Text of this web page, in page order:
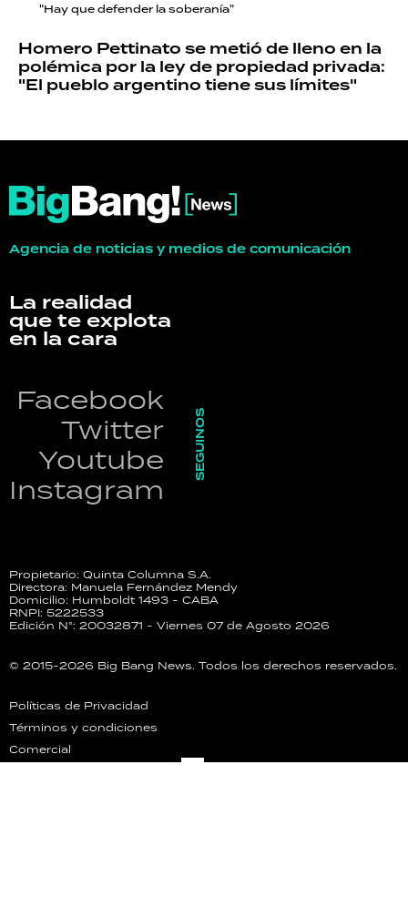
"Hay que defender la soberanía"
Homero Pettinato se metió de lleno en la
polémica por la ley de propiedad privada:
"El pueblo argentino tiene sus límites"
Agencia de noticias y medios de comunicación
La realidad
que te explota
en la cara
Facebook
Twitter
Youtube
Instagram
SEGUINOS
Propietario: Quinta Columna S.A.
Directora: Manuela Fernández Mendy
Domicilio: Humboldt 1493 - CABA
RNPI: 5222533
Edición N°: 20032871 - Viernes 07 de Agosto 2026
© 2015-2026 Big Bang News. Todos los derechos reservados.
Políticas de Privacidad
Términos y condiciones
Comercial